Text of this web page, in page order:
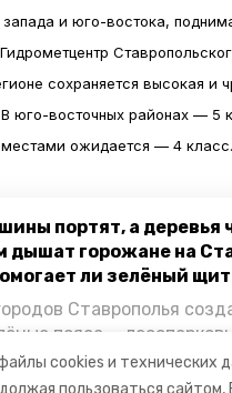
cookies и технических
пользоваться сайтом,
портят, а деревья
дышат горожане на
ли зелёный щит
Ставрополья
пояса —
воздействие
Справляются ли они
запада и юго-востока,
сохраняется высокая и
юго-восточных районах — 5
ожидается — 4 класс.
столбики термометров
В начале недели дневная
скорость ветра в тёмное
в секунду, а 3 числа